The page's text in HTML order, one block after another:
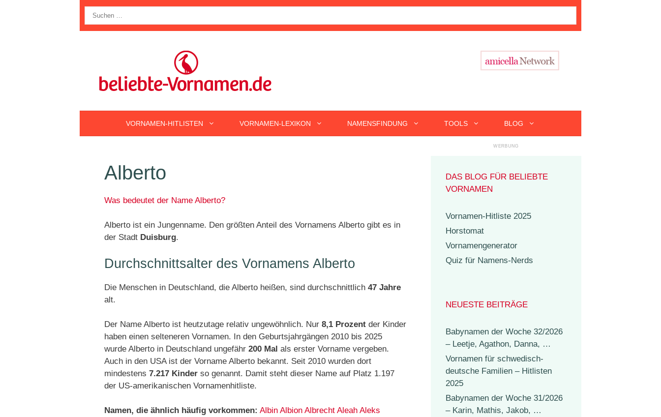
nach:
VORNAMEN-HITLISTEN VORNAMEN-LEXIKON NAMENSFINDUNG TOOLS BLOG
Alberto
Was bedeutet der Name Alberto?
Alberto ist ein Jungenname. Den größten Anteil des Vornamens Alberto gibt es in
der Stadt Duisburg.
Durchschnittsalter des Vornamens Alberto
Die Menschen in Deutschland, die Alberto heißen, sind durchschnittlich 47 Jahre
alt.
Der Name Alberto ist heutzutage relativ ungewöhnlich. Nur 8,1 Prozent der Kinder
haben einen selteneren Vornamen. In den Geburtsjahrgängen 2010 bis 2025
wurde Alberto in Deutschland ungefähr 200 Mal als erster Vorname vergeben.
Auch in den USA ist der Vorname Alberto bekannt. Seit 2010 wurden dort
mindestens 7.217 Kinder so genannt. Damit steht dieser Name auf Platz 1.197
der US-amerikanischen Vornamenhitliste.
Namen, die ähnlich häufig vorkommen: Albin Albion Albrecht Aleah Aleks
DAS BLOG FÜR BELIEBTE
VORNAMEN
Vornamen-Hitliste 2025
Horstomat
Vornamengenerator
Quiz für Namens-Nerds
NEUESTE BEITRÄGE
Babynamen der Woche 32/2026
– Leetje, Agathon, Danna, …
Vornamen für schwedisch-
deutsche Familien – Hitlisten
2025
Babynamen der Woche 31/2026
– Karin, Mathis, Jakob, …